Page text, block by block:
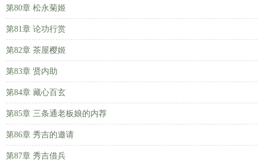
第80章 松永菊姬
第81章 论功行赏
第82章 茶屋樱姬
第83章 贤内助
第84章 藏心百玄
第85章 三条通老板娘的内荐
第86章 秀吉的邀请
第87章 秀吉借兵